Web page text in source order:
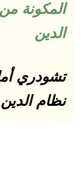
المكونة
الدين
تشودري
نظام الدين